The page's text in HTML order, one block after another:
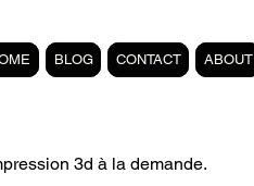
BLOG CONTACT ABOUT
3d à la demande.